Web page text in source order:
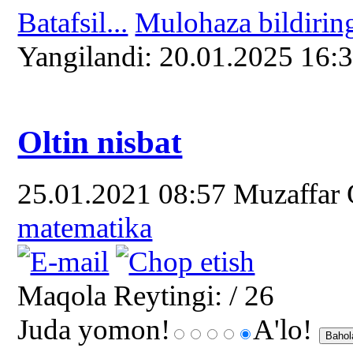
Batafsil... Mulohaza
Yangilаndi: 20.01.2025
Oltin nisbat
25.01.2021 08:57 Muzaffar
matematika
Maqola Reytingi: / 26
Juda yomon!
A'lo!